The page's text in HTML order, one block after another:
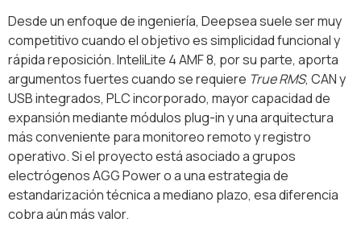
Desde un enfoque de ingeniería, Deepsea suele ser muy
competitivo cuando el objetivo es simplicidad funcional y
rápida reposición. InteliLite 4 AMF 8, por su parte, aporta
argumentos fuertes cuando se requiere True RMS, CAN y
USB integrados, PLC incorporado, mayor capacidad de
expansión mediante módulos plug-in y una arquitectura
más conveniente para monitoreo remoto y registro
operativo. Si el proyecto está asociado a grupos
electrógenos AGG Power o a una estrategia de
estandarización técnica a mediano plazo, esa diferencia
cobra aún más valor.